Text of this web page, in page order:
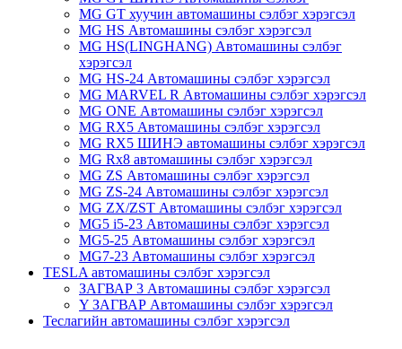
MG GT хуучин автомашины сэлбэг хэрэгсэл
MG HS Автомашины сэлбэг хэрэгсэл
MG HS(LINGHANG) Автомашины сэлбэг
хэрэгсэл
MG HS-24 Автомашины сэлбэг хэрэгсэл
MG MARVEL R Автомашины сэлбэг хэрэгсэл
MG ONE Автомашины сэлбэг хэрэгсэл
MG RX5 Автомашины сэлбэг хэрэгсэл
MG RX5 ШИНЭ автомашины сэлбэг хэрэгсэл
MG Rx8 автомашины сэлбэг хэрэгсэл
MG ZS Автомашины сэлбэг хэрэгсэл
MG ZS-24 Автомашины сэлбэг хэрэгсэл
MG ZX/ZST Автомашины сэлбэг хэрэгсэл
MG5 i5-23 Автомашины сэлбэг хэрэгсэл
MG5-25 Автомашины сэлбэг хэрэгсэл
MG7-23 Автомашины сэлбэг хэрэгсэл
TESLA автомашины сэлбэг хэрэгсэл
ЗАГВАР 3 Автомашины сэлбэг хэрэгсэл
Y ЗАГВАР Автомашины сэлбэг хэрэгсэл
Теслагийн автомашины сэлбэг хэрэгсэл